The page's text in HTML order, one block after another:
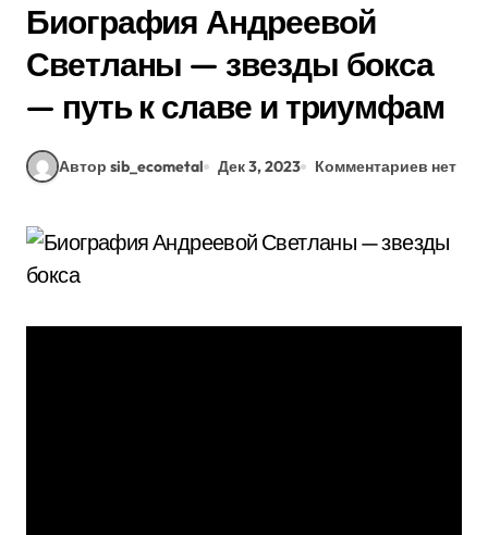
Биография Андреевой
Светланы — звезды бокса
— путь к славе и триумфам
Автор sib_ecometal Дек 3, 2023 Комментариев нет